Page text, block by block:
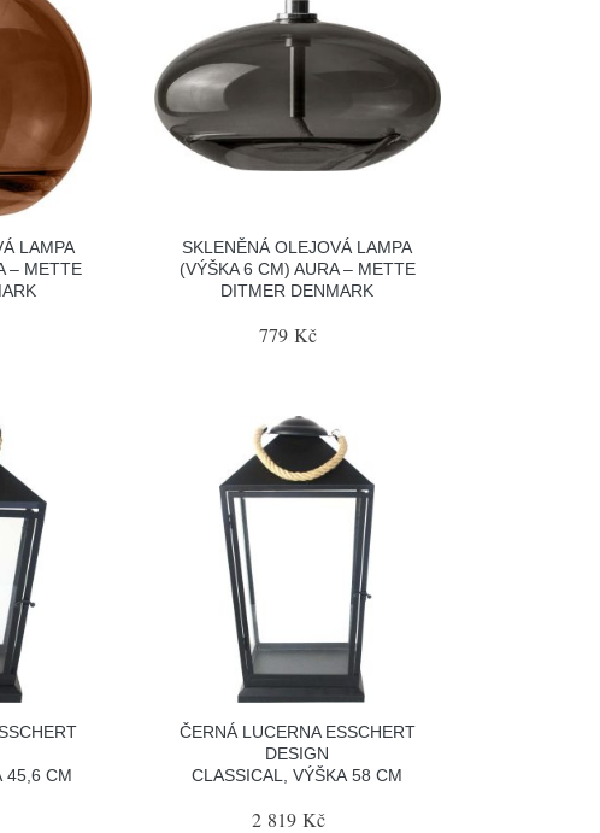
LAMPA
– METTE
SKLENĚNÁ OLEJOVÁ LAMPA
(VÝŠKA 6 CM) AURA – METTE
DITMER DENMARK
779 Kč
45,6 CM
ČERNÁ LUCERNA ESSCHERT
DESIGN
CLASSICAL, VÝŠKA 58 CM
2 819 Kč